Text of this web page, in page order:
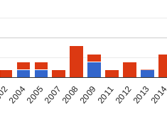
200420052007200820092011201220132014